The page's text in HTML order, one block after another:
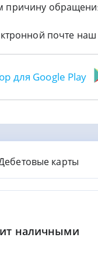
причину
почте
для Google Play
карты
наличными